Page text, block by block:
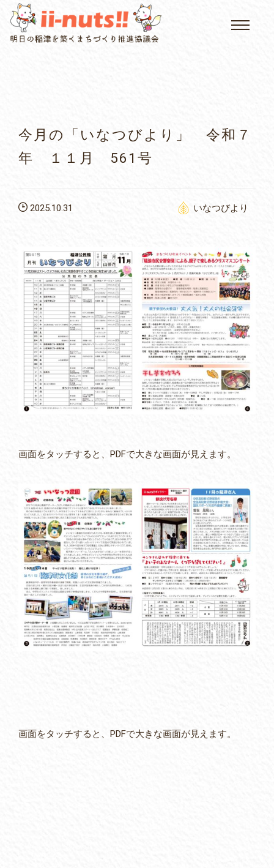
HOME
アクセス
今月の「いなつびより」 令和７
年 １１月 561号
いなつびより
2025.10.31
画面をタッチすると、PDFで大きな画面が見えます。
画面をタッチすると、PDFで大きな画面が見えます。